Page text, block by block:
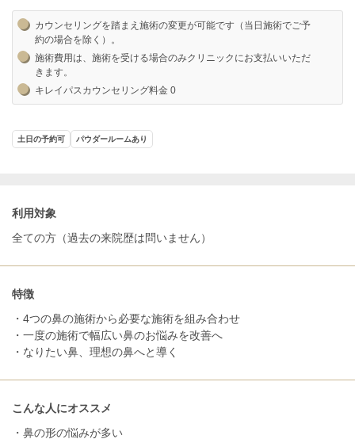
カウンセリングを踏まえ施術の変更が可能です（当日施術でご予
約の場合を除く）。
施術費用は、施術を受ける場合のみクリニックにお支払いいただ
きます。
キレイパスカウンセリング料金 0
土日の予約可 パウダールームあり
利用対象
全ての方（過去の来院歴は問いません）
特徴
・4つの鼻の施術から必要な施術を組み合わせ
・一度の施術で幅広い鼻のお悩みを改善へ
・なりたい鼻、理想の鼻へと導く
こんな人にオススメ
・鼻の形の悩みが多い